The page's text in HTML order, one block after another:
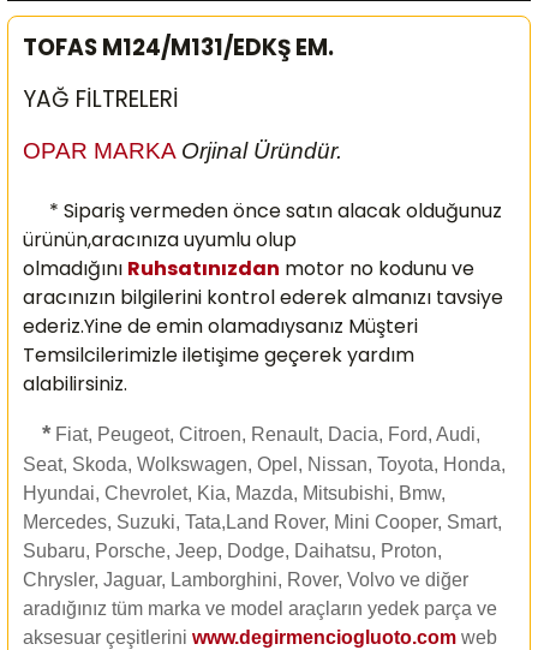
TOFAS M124/M131/EDKŞ EM.
YAĞ FİLTRELERİ
OPAR MARKA Orjinal Üründür.
* Sipariş vermeden önce satın alacak olduğunuz
ürünün,aracınıza uyumlu olup
olmadığını Ruhsatınızdan motor no kodunu ve
aracınızın bilgilerini kontrol ederek almanızı tavsiye
ederiz.Yine de emin olamadıysanız Müşteri
Temsilcilerimizle iletişime geçerek yardım
alabilirsiniz.
* Fiat, Peugeot, Citroen, Renault, Dacia, Ford, Audi,
Seat, Skoda, Wolkswagen, Opel, Nissan, Toyota, Honda,
Hyundai, Chevrolet, Kia, Mazda, Mitsubishi, Bmw,
Mercedes, Suzuki, Tata,Land Rover, Mini Cooper, Smart,
Subaru, Porsche, Jeep, Dodge, Daihatsu, Proton,
Chrysler, Jaguar, Lamborghini, Rover, Volvo ve diğer
aradığınız tüm marka ve model araçların yedek parça ve
aksesuar çeşitlerini www.degirmenciogluoto.com web